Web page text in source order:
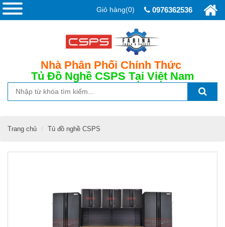
0976362536
Nhà Phân Phối Chính Thức
Tủ Đồ Nghề CSPS Tại Việt Nam
Giỏ hàng(0)
Trang chủ Tủ đồ nghề CSPS